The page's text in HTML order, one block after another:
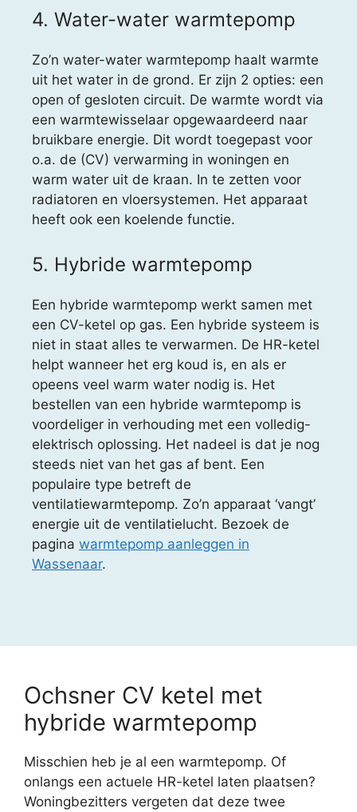
4. Water-water warmtepomp
Zo’n water-water warmtepomp haalt warmte
uit het water in de grond. Er zijn 2 opties: een
open of gesloten circuit. De warmte wordt via
een warmtewisselaar opgewaardeerd naar
bruikbare energie. Dit wordt toegepast voor
o.a. de (CV) verwarming in woningen en
warm water uit de kraan. In te zetten voor
radiatoren en vloersystemen. Het apparaat
heeft ook een koelende functie.
5. Hybride warmtepomp
Een hybride warmtepomp werkt samen met
een CV-ketel op gas. Een hybride systeem is
niet in staat alles te verwarmen. De HR-ketel
helpt wanneer het erg koud is, en als er
opeens veel warm water nodig is. Het
bestellen van een hybride warmtepomp is
voordeliger in verhouding met een volledig-
elektrisch oplossing. Het nadeel is dat je nog
steeds niet van het gas af bent. Een
populaire type betreft de
ventilatiewarmtepomp. Zo’n apparaat ‘vangt’
energie uit de ventilatielucht. Bezoek de
pagina warmtepomp aanleggen in
Wassenaar.
Ochsner CV ketel met
hybride warmtepomp
Misschien heb je al een warmtepomp. Of
onlangs een actuele HR-ketel laten plaatsen?
Woningbezitters vergeten dat deze twee